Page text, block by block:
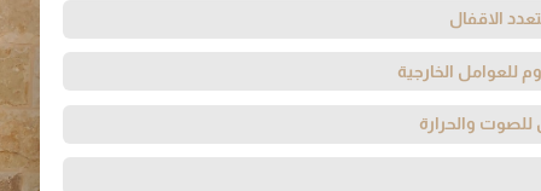
الاقفال
للعوامل الخارجية
للصوت والحرارة